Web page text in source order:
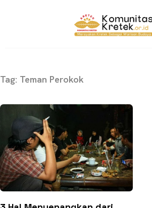
Tag: Teman Perokok